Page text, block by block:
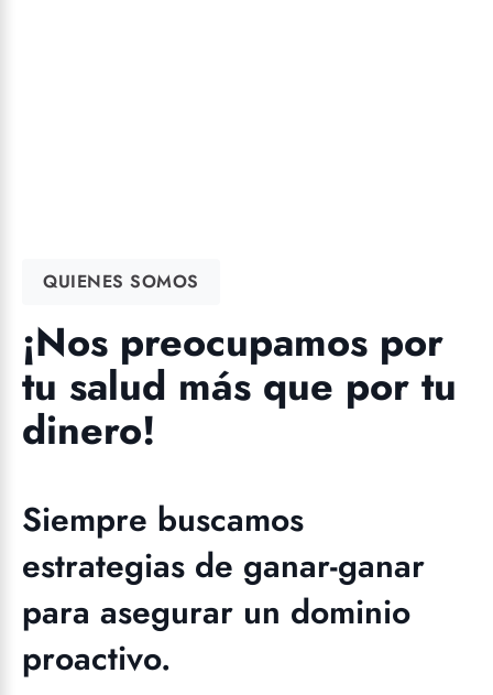
QUIENES SOMOS
¡Nos preocupamos por
tu salud más que por tu
dinero!
Siempre buscamos
estrategias de ganar-ganar
para asegurar un dominio
proactivo.